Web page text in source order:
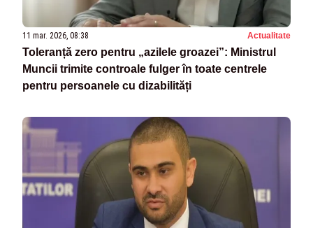
11 mar. 2026, 08:38 Actualitate
Toleranță zero pentru „azilele groazei”: Ministrul
Muncii trimite controale fulger în toate centrele
pentru persoanele cu dizabilități